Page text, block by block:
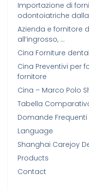
Importazione di
odontoiatriche
Azienda e fornitore
all’ingrosso, …
Cina Forniture
Cina Preventivi per
fornitore
Cina – Marco Polo
Tabella
Domande Frequenti
Language
Shanghai Carejoy
Products
Contact